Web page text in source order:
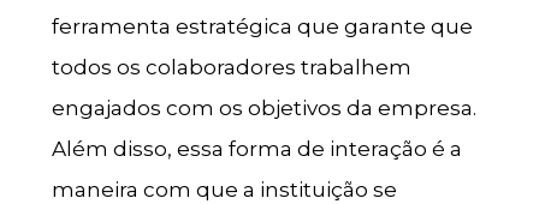
ferramenta estratégica que garante que
todos os colaboradores trabalhem
engajados com os objetivos da empresa.
Além disso, essa forma de interação é a
maneira com que a instituição se